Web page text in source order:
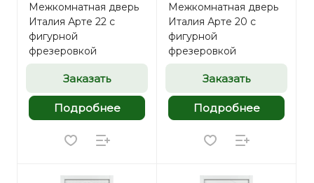
Межкомнатная дверь
Италия Арте 22 с
фигурной
фрезеровкой
Заказать
Подробнее
Межкомнатная дверь
Италия Арте 20 с
фигурной
фрезеровкой
Заказать
Подробнее